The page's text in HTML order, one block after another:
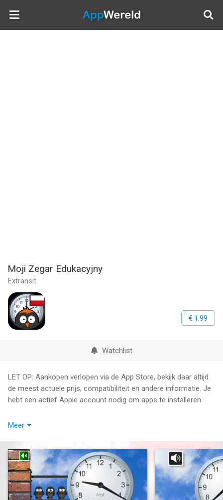
AppWereld
Moji Zegar Edukacyjny
Extransit
€ 1.99
Watchlist
LET OP: Aankopen verlopen via de App Store, bekijk daar altijd
de meest actuele prijs, compatibiliteit en andere informatie. Je
hebt een actief Apple account nodig om apps te installeren.
Moji Zegar Edukacyjny dla dzieci, która poprzez zabawę, uczy
skutecznej metodzie wykorzystującej zachęcające obrazy i
dźwięk.
Aplikacja jest łatwa w obsłudze i ma szereg różnych
poziomów trudności.
Meer